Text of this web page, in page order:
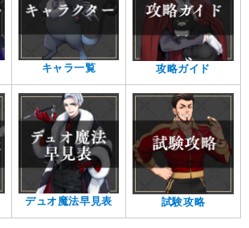
キャラ一覧 攻略ガイド
デュオ魔法早見表 試験攻略